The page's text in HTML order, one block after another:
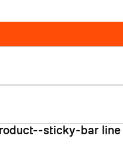
sticky-bar